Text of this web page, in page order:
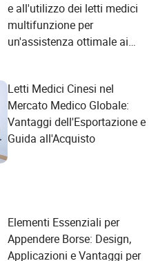
e all'utilizzo dei letti medici
multifunzione per
un'assistenza ottimale ai
Letti Medici Cinesi nel
Mercato Medico Globale:
Vantaggi dell'Esportazione e
Guida all'Acquisto
Elementi Essenziali per
Appendere Borse: Design,
Applicazioni e Vantaggi per